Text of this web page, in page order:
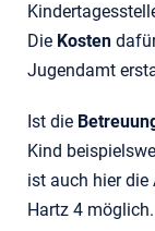
Die Kosten
Jugendamt
Ist die
Kind
ist auch hier die
Hartz 4 möglich.